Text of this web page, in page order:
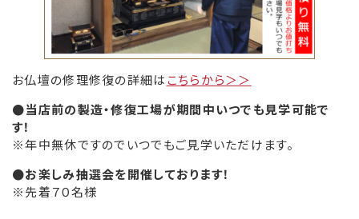
お仏壇の修理修復の詳細はこちらから＞＞
●当店前の製造・修復工場が期間中いつでも見学可能で
す！
※年中無休ですのでいつでもご見学いただけます。
●お楽しみ抽選会を開催しております！
※先着７０名様